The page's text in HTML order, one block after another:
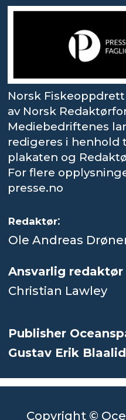
Norsk
av Norsk
Mediebedriftenes
redigeres i henhold
plakaten og
For flere
presse.no
Redaktør:
Ole Andreas
Ansvarlig redaktør
Christian Lawley
Publisher
Gustav Erik Blaalid
Copyright ©